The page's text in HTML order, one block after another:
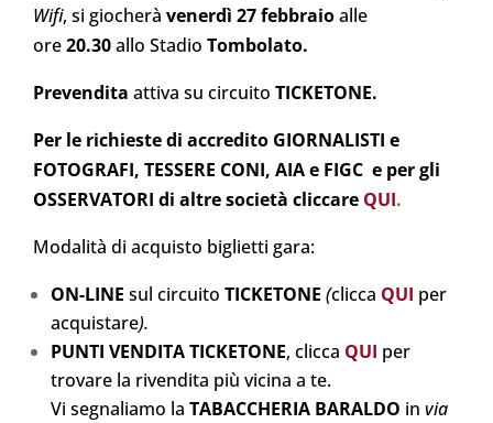
Wifi, si giocherà venerdì 27 febbraioalle
ore20.30allo Stadio Tombolato.
Prevendita attiva su circuito TICKETONE.
Per le richieste di accredito GIORNALISTI e
FOTOGRAFI, TESSERE CONI, AIA e FIGC e per gli
OSSERVATORI di altre società cliccare QUI.
Modalità di acquisto biglietti gara:
ON-LINE sul circuito TICKETONE (clicca QUI per
acquistare).
PUNTI VENDITA TICKETONE, clicca QUI per
trovare la rivendita più vicina a te.
Vi segnaliamo la TABACCHERIA BARALDO in via